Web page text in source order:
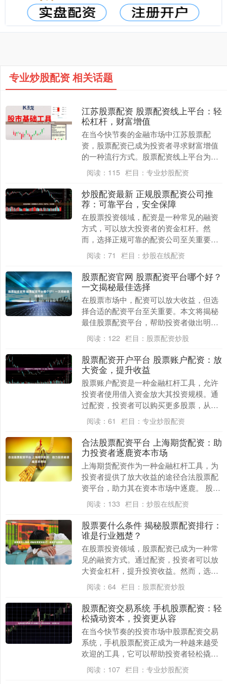
专业炒股配资 相关话题
江苏股票配资 股票配资线上平台：轻
松杠杆，财富增值
在当今快节奏的金融市场中江苏股票配
资，股票配资已成为投资者寻求财富增值
的一种流行方式。股票配资线上平台为投
资者提供了便捷的途径，让他们以杠杆的
形式获得额外的资金....
阅读： 115 栏目： 专业炒股配资
炒股配资最新 正规股票配资公司推
荐：可靠平台，安全保障
在股票投资领域，配资是一种常见的融资
方式，可以放大投资者的资金杠杆。然
而，选择正规可靠的配资公司至关重要，
以保障资金安全和投资收益。 * **资金杠
杆：**配资....
阅读： 71 栏目： 炒股在线配资
股票配资官网 股票配资平台哪个好？
一文揭秘最佳选择
在股票市场中，配资可以放大收益，但选
择合适的配资平台至关重要。本文将揭秘
最佳股票配资平台，帮助投资者做出明智
的选择。 信誉良好的配资公司会提供完善
的安全保障措施....
阅读： 122 栏目： 股票配资炒股
股票配资开户平台 股票账户配资：放
大资金，提升收益
股票账户配资是一种金融杠杆工具，允许
投资者使用借入资金放大其投资规模。通
过配资，投资者可以购买更多股票，从而
增加潜在收益。 * **放大收益：**杠杆效应
可以放....
阅读： 61 栏目： 专业炒股配资
合法股票配资平台 上海期货配资：助
力投资者逐鹿资本市场
上海期货配资作为一种金融杠杆工具，为
投资者提供了放大收益的途径合法股票配
资平台，助力其在资本市场中逐鹿。 股票
配资的本质是提供资金杠杆，投资者只需
投入一定比例的....
阅读： 133 栏目： 炒股在线配资
股票要什么条件 揭秘股票配资排行：
谁是行业翘楚？
在股票投资领域，股票配资已成为一种常
见的融资方式。通过配资，投资者可以放
大资金杠杆，提升投资收益。然而，选择
合适的配资平台至关重要。 配资公司通常
会收取高额利息....
阅读： 64 栏目： 股票配资炒股
股票配资交易系统 手机股票配资：轻
松撬动资本，投资更从容
在当今快节奏的投资市场中股票配资交易
系统，手机股票配资正成为一种越来越受
欢迎的工具，它可以帮助投资者轻松撬动
资本，实现更从容的投资。 根据《证券
法》和《私募投资....
阅读： 107 栏目： 专业炒股配资